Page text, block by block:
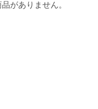
がありません。